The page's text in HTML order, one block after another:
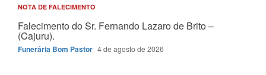
NOTA DE FALECIMENTO
Falecimento do Sr. Fernando Lazaro de Brito –
(Cajuru).
Funerária Bom Pastor 4 de agosto de 2026